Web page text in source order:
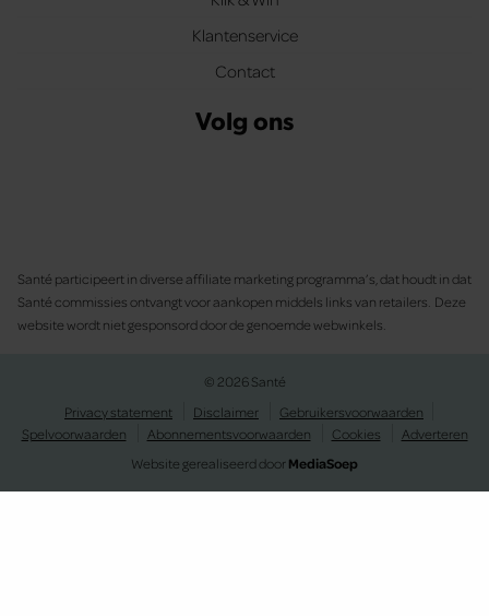
Klantenservice
Contact
Volg ons
Santé participeert in diverse affiliate marketing programma’s, dat houdt in dat
Santé commissies ontvangt voor aankopen middels links van retailers. Deze
website wordt niet gesponsord door de genoemde webwinkels.
© 2026 Santé
Privacy statement
Disclaimer
Gebruikersvoorwaarden
Spelvoorwaarden
Abonnementsvoorwaarden Cookies
Adverteren
Website gerealiseerd doorMediaSoep